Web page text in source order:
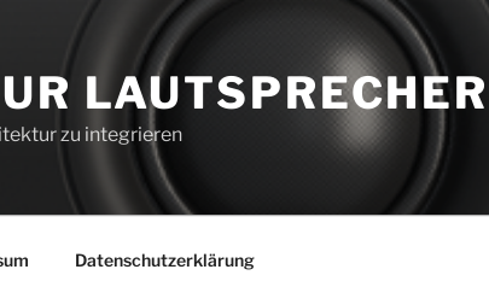
LAUTSPRECHER
zu integrieren
Datenschutzerklärung